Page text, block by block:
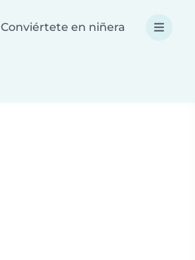
Conviértete en niñera